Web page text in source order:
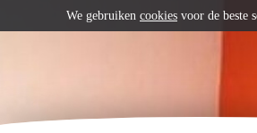
We gebruiken cookies voor de beste